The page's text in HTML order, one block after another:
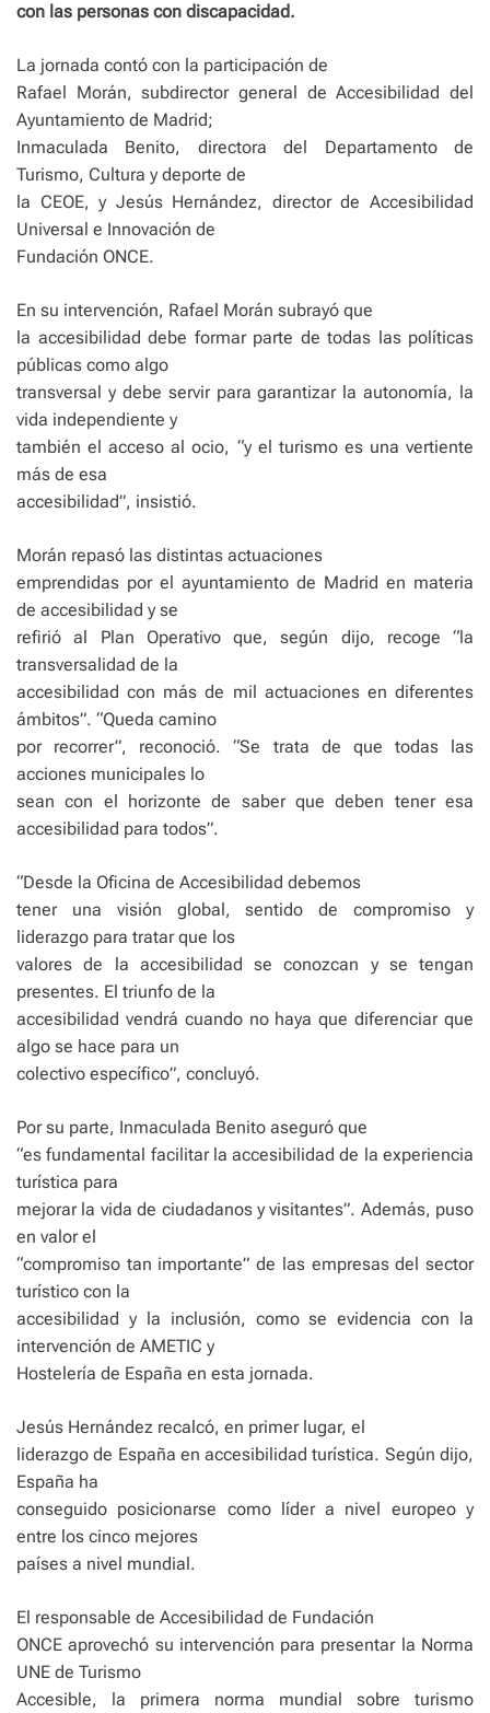
con las personas con discapacidad.
La jornada contó con la participación de
Rafael Morán, subdirector general de Accesibilidad del
Ayuntamiento de Madrid;
Inmaculada Benito, directora del Departamento de
Turismo, Cultura y deporte de
la CEOE, y Jesús Hernández, director de Accesibilidad
Universal e Innovación de
Fundación ONCE.
En su intervención, Rafael Morán subrayó que
la accesibilidad debe formar parte de todas las políticas
públicas como algo
transversal y debe servir para garantizar la autonomía, la
vida independiente y
también el acceso al ocio, “y el turismo es una vertiente
más de esa
accesibilidad”, insistió.
Morán repasó las distintas actuaciones
emprendidas por el ayuntamiento de Madrid en materia
de accesibilidad y se
refirió al Plan Operativo que, según dijo, recoge “la
transversalidad de la
accesibilidad con más de mil actuaciones en diferentes
ámbitos”. “Queda camino
por recorrer”, reconoció. “Se trata de que todas las
acciones municipales lo
sean con el horizonte de saber que deben tener esa
accesibilidad para todos”.
“Desde la Oficina de Accesibilidad debemos
tener una visión global, sentido de compromiso y
liderazgo para tratar que los
valores de la accesibilidad se conozcan y se tengan
presentes. El triunfo de la
accesibilidad vendrá cuando no haya que diferenciar que
algo se hace para un
colectivo específico”, concluyó.
Por su parte, Inmaculada Benito aseguró que
“es fundamental facilitar la accesibilidad de la experiencia
turística para
mejorar la vida de ciudadanos y visitantes”. Además, puso
en valor el
“compromiso tan importante” de las empresas del sector
turístico con la
accesibilidad y la inclusión, como se evidencia con la
intervención de AMETIC y
Hostelería de España en esta jornada.
Jesús Hernández recalcó, en primer lugar, el
liderazgo de España en accesibilidad turística. Según dijo,
España ha
conseguido posicionarse como líder a nivel europeo y
entre los cinco mejores
países a nivel mundial.
El responsable de Accesibilidad de Fundación
ONCE aprovechó su intervención para presentar la Norma
UNE de Turismo
Accesible, la primera norma mundial sobre turismo